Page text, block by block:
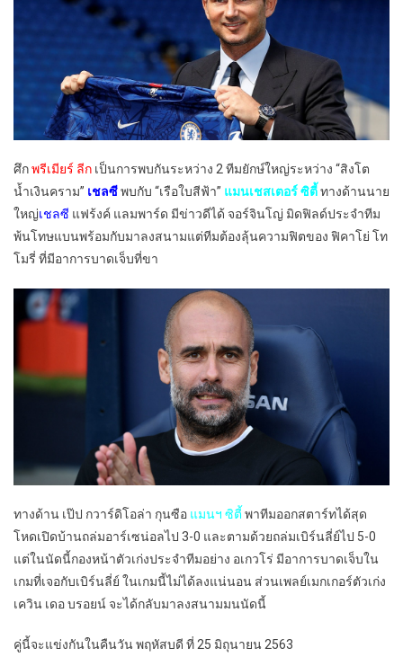
ศึกพรีเมียร์ ลีก เป็นการพบกันระหว่าง 2 ทีมยักษ์ใหญ่ระหว่าง “สิงโต
น้ำเงินคราม” เชลซีพบกับ “เรือใบสีฟ้า” แมนเชสเตอร์ ซิตี้ทางด้านนาย
ใหญ่เชลซี แฟร้งค์ แลมพาร์ด มีข่าวดีได้ จอร์จินโญ่ มิดฟิลด์ประจำทีม
พ้นโทษแบนพร้อมกับมาลงสนามแต่ทีมต้องลุ้นความฟิตของ ฟิคาโย่ โท
โมรี่ ที่มีอาการบาดเจ็บที่ขา
ทางด้าน เป๊ป กวาร์ดิโอล่า กุนซือ แมนฯ ซิตี้ พาทีมออกสตาร์ทได้สุด
โหดเปิดบ้านถล่มอาร์เซน่อลไป 3-0 และตามด้วยถล่มเบิร์นลี่ย์ไป 5-0
แต่ในนัดนี้กองหน้าตัวเก่งประจำทีมอย่าง อเกวโร่ มีอาการบาดเจ็บใน
เกมที่เจอกับเบิร์นลี่ย์ ในเกมนี้ไม่ได้ลงแน่นอน ส่วนเพลย์เมกเกอร์ตัวเก่ง
เควิน เดอ บรอยน์ จะได้กลับมาลงสนามมนนัดนี้
คู่นี้จะแข่งกันในคืนวัน พฤหัสบดี ที่ 25 มิถุนายน 2563